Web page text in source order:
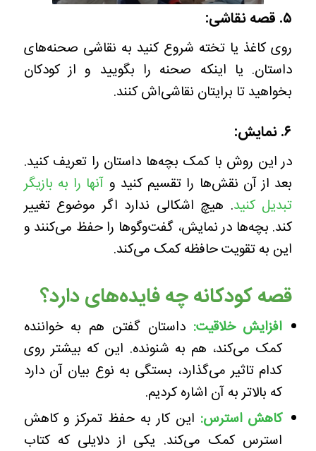
۵. قصه نقاشی:
روی کاغذ یا تخته‌ شروع کنید به نقاشی صحنه‌های
داستان. یا اینکه صحنه‌ را بگویید و از کودکان
بخواهید تا برایتان نقاشی‌اش کنند.
۶. نمایش:
در این روش با کمک بچه‌ها داستان را تعریف کنید.
بعد از آن نقش‌ها را تقسیم کنید و آنها را به بازیگر
تبدیل کنید. هیچ اشکالی ندارد اگر موضوع تغییر
کند. بچه‌ها در نمایش، گفت‌وگوها را حفظ می‌کنند و
این به تقویت حافظه کمک می‌کند.
قصه کودکانه چه فایده‌های دارد؟
افزایش خلاقیت: داستان گفتن هم به خواننده
کمک می‌کند، هم به شنونده. این که بیشتر روی
کدام تاثیر می‌گذارد، بستگی به نوع بیان آن دارد
که بالاتر به آن اشاره کردیم.
کاهش استرس: این کار به حفظ تمرکز و کاهش
استرس کمک می‌کند. یکی از دلایلی که کتاب